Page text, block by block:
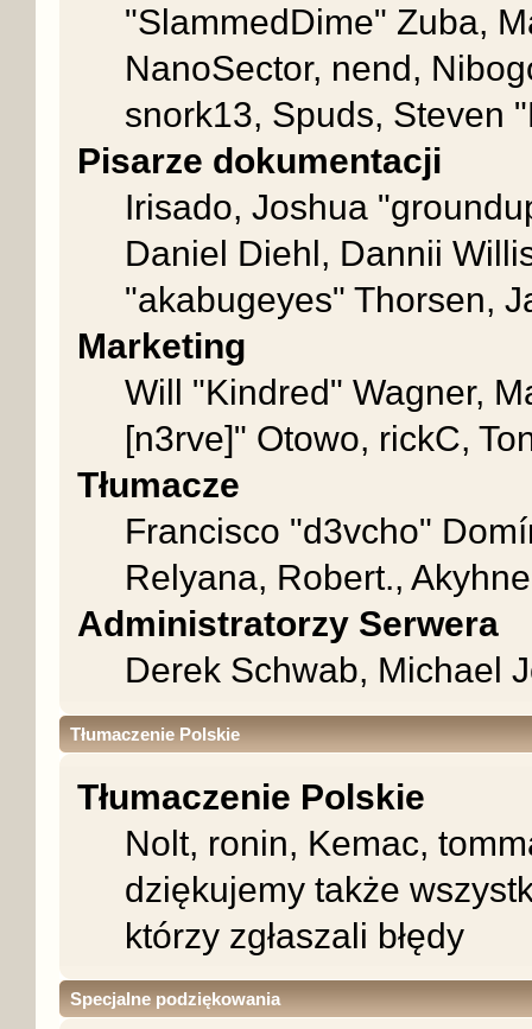
"SlammedDime" Zuba,
NanoSector, nend,
snork13, Spuds, Steven
Pisarze dokumentacji
Irisado, Joshua
Daniel Diehl, Dannii
"akabugeyes" Thorsen,
Marketing
Will "Kindred" Wagner,
[n3rve]" Otowo, rickC,
Tłumacze
Francisco "d3vcho"
Relyana, Robert.,
Administratorzy Serwera
Derek Schwab, Michael
Tłumaczenie Polskie
Tłumaczenie Polskie
Nolt, ronin, Kemac,
dziękujemy także
którzy zgłaszali błędy
Specjalne podziękowania